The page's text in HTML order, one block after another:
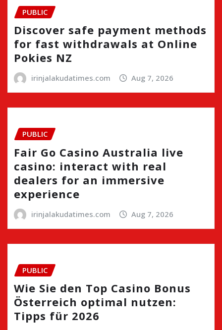
PUBLIC
Discover safe payment methods
for fast withdrawals at Online
Pokies NZ
irinjalakudatimes.com Aug 7, 2026
PUBLIC
Fair Go Casino Australia live
casino: interact with real
dealers for an immersive
experience
irinjalakudatimes.com Aug 7, 2026
PUBLIC
Wie Sie den Top Casino Bonus
Österreich optimal nutzen:
Tipps für 2026